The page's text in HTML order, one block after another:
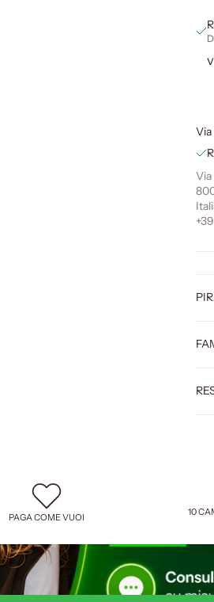
Via
Via
PAGA COME VUOI
10